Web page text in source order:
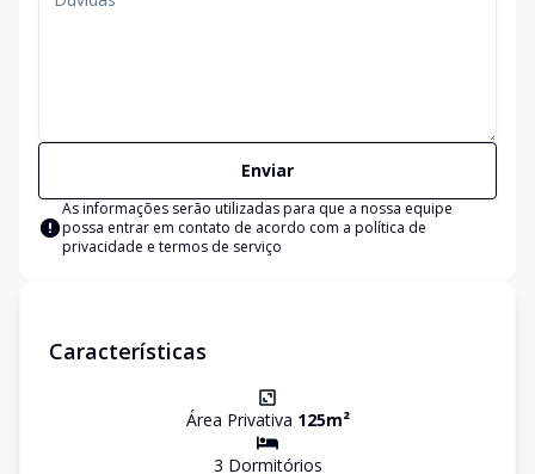
Enviar
As informações serão utilizadas para que a nossa equipe
possa entrar em contato de acordo com a política de
privacidade e termos de serviço
Características
Área Privativa 125m²
3 Dormitórios